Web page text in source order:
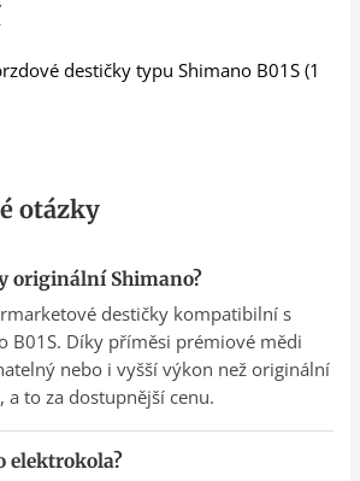
destičky typu Shimano B01S (1
otázky
originální Shimano?
destičky kompatibilní s
B01S. Díky příměsi prémiové mědi
nebo i vyšší výkon než originální
a to za dostupnější cenu.
elektrokola?